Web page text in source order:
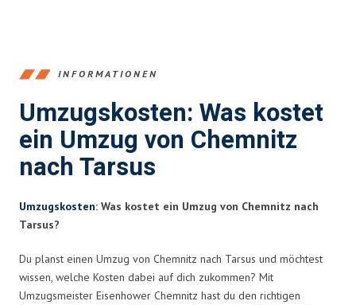
INFORMATIONEN
Umzugskosten: Was kostet
ein Umzug von Chemnitz
nach Tarsus
Umzugskosten: Was kostet ein Umzug von Chemnitz nach
Tarsus?
Du planst einen Umzug von Chemnitz nach Tarsus und möchtest
wissen, welche Kosten dabei auf dich zukommen? Mit
Umzugsmeister Eisenhower Chemnitz hast du den richtigen